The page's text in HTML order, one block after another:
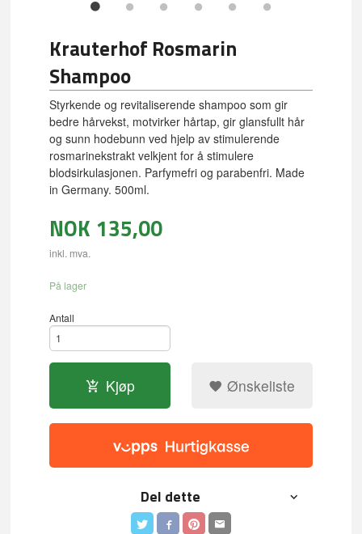
Krauterhof Rosmarin
Shampoo
Styrkende og revitaliserende shampoo som gir
bedre hårvekst, motvirker hårtap, gir glansfullt hår
og sunn hodebunn ved hjelp av stimulerende
rosmarinekstrakt velkjent for å stimulere
blodsirkulasjonen. Parfymefri og parabenfri. Made
in Germany. 500ml.
NOK 135,00
inkl. mva.
På lager
Antall
Kjøp Ønskeliste
Del dette